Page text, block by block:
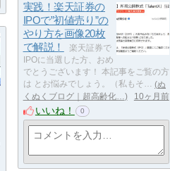
実践！楽天証券の
IPOで”初値売り”の
やり方を画像20枚
で解説！
楽天証券で
IPOに当選した方、おめ
でとうございます！ 本記事をご覧の方
は とお悩みでしょう。（私もそ…
ぬ
くぬくブログ｜超高齢化…
10ヶ月前
いいね！ 0